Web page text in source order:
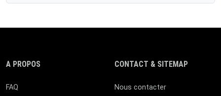
A PROPOS
FAQ
CONTACT & SITEMAP
Nous contacter